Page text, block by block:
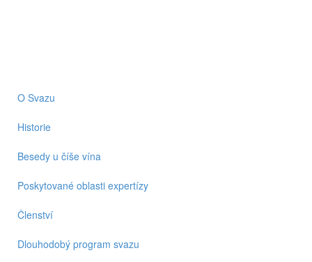
O Svazu
Historie
Besedy u číše vína
Poskytované oblasti expertízy
Členství
Dlouhodobý program svazu